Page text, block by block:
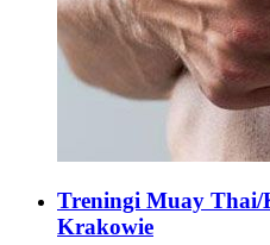
Treningi Muay Thai/
Krakowie